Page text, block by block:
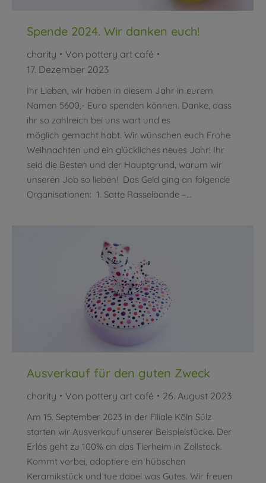
Spende 2024. Wir danken euch!
charity Von pottery art café
17. Dezember 2023
Ihr Lieben, wir haben in diesem Jahr in eurem
Namen 5600,- Euro spenden können. Danke, dass
ihr so zahlreich bei uns wart und es
möglich gemacht habt. Wir wünschen euch Frohe
Weihnachten und ein glückliches neues Jahr! Ihr
seid die Besten und der Hauptgrund, warum wir
unseren Job so lieben! Das Geld ging an folgende
Organisationen: 1. Satte Rasselbande –…
Ausverkauf für den guten Zweck
charity Von pottery art café 26. August 2023
Am 15. September 2023 in der Filiale Köln Sülz
starten wir Ausverkauf unserer Beispielstücke. Der
Erlös geht zu 100% an das Tierheim in Zollstock.
Kommt vorbei, adoptiere ein hübschen
Keramikstück und tue dabei was Gutes. Wir freuen